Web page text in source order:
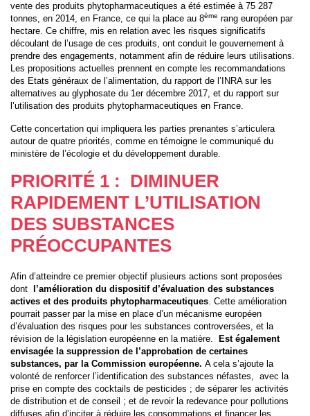
vente des produits phytopharmaceutiques a été estimée à 75 287
tonnes, en 2014, en France, ce qui la place au 8ème rang européen par
hectare. Ce chiffre, mis en relation avec les risques significatifs
découlant de l’usage de ces produits, ont conduit le gouvernement à
prendre des engagements, notamment afin de réduire leurs utilisations.
Les propositions actuelles prennent en compte les recommandations
des Etats généraux de l’alimentation, du rapport de l’INRA sur les
alternatives au glyphosate du 1er décembre 2017, et du rapport sur
l’utilisation des produits phytopharmaceutiques en France.
Cette concertation qui impliquera les parties prenantes s’articulera
autour de quatre priorités, comme en témoigne le communiqué du
ministère de l’écologie et du développement durable.
PRIORITÉ 1 : DIMINUER
RAPIDEMENT L’UTILISATION
DES SUBSTANCES
PRÉOCCUPANTES
Afin d’atteindre ce premier objectif plusieurs actions sont proposées
dont
l’amélioration du dispositif d’évaluation des substances
actives et des produits phytopharmaceutiques. Cette amélioration
pourrait passer par la mise en place d’un mécanisme européen
d’évaluation des risques pour les substances controversées, et la
révision de la législation européenne en la matière.
Est également
envisagée la suppression de l’approbation de certaines
substances, par la Commission européenne. A cela s’ajoute la
volonté de renforcer l’identification des substances néfastes, avec la
prise en compte des cocktails de pesticides ; de séparer les activités
de distribution et de conseil ; et de revoir la redevance pour pollutions
diffuses afin d’inciter à réduire les consommations et financer les